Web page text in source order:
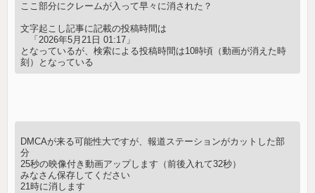
ここ部分にクレームが入って早々に消された？
文字起こし記事に記載の投稿時間は
「2026年5月21日 01:17」
となっているが、検索による投稿時間は10時頃（動画が消えた時
刻）となっている
DMCAが来る可能性大ですが、報道ステーションがカットした部
分
25秒の映像付き動画アップします（前後入れて32秒）
みなさん保存してください
21時に消します